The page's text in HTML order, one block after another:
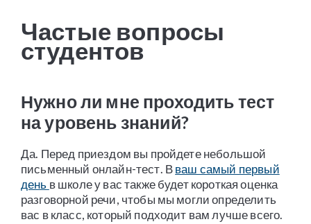
Частые вопросы
студентов
Нужно ли мне проходить тест
на уровень знаний?
Да. Перед приездом вы пройдете небольшой
письменный онлайн-тест. Вваш самый первый
день в школе у вас также будет короткая оценка
разговорной речи, чтобы мы могли определить
вас в класс, который подходит вам лучше всего.